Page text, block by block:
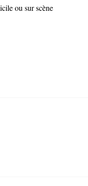
ou sur scène